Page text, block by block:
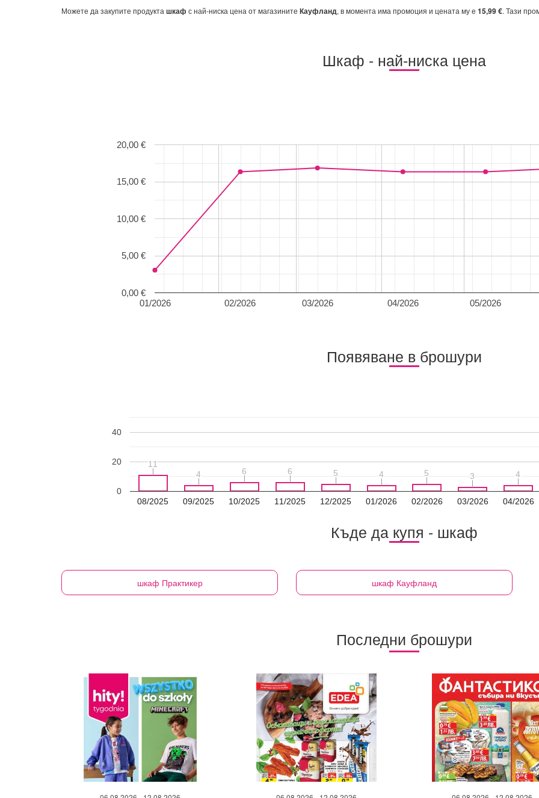
Можете да закупите продукта шкаф с най-ниска цена от магазините Кауфланд, в момента има промоция и цената му е 15,99 €. Тази
Шкаф - най-ниска цена
01/2026 02/2026 03/2026 04/2026 05/2026
0,00 €
5,00 €
10,00 €
15,00 €
20,00 €
Появяване в брошури
08/2025 09/2025 10/2025 11/2025 12/2025 01/2026 02/2026 03/2026 04/2026
0
20
40
11
11
4
4 6
6 6
6 5
5 4
4 5
5 3
3 4
4
Къде да купя - шкаф
шкаф Практикер шкаф Кауфланд
Последни брошури